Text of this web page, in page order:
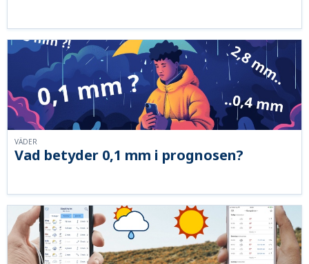
Vad betyder 0,1 mm i prognosen?
VÄDER